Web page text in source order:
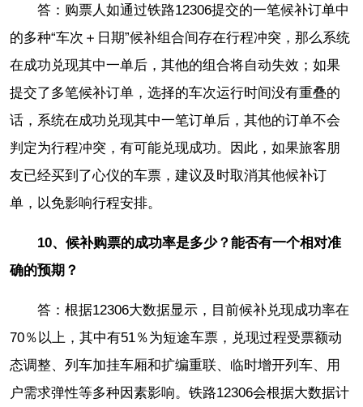
答：购票人如通过铁路12306提交的一笔候补订单中
的多种“车次＋日期”候补组合间存在行程冲突，那么系统
在成功兑现其中一单后，其他的组合将自动失效；如果
提交了多笔候补订单，选择的车次运行时间没有重叠的
话，系统在成功兑现其中一笔订单后，其他的订单不会
判定为行程冲突，有可能兑现成功。因此，如果旅客朋
友已经买到了心仪的车票，建议及时取消其他候补订
单，以免影响行程安排。
10、候补购票的成功率是多少？能否有一个相对准
确的预期？
答：根据12306大数据显示，目前候补兑现成功率在
70％以上，其中有51％为短途车票，兑现过程受票额动
态调整、列车加挂车厢和扩编重联、临时增开列车、用
户需求弹性等多种因素影响。铁路12306会根据大数据计